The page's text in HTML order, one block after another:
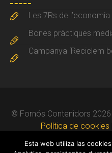
Les 7Rs de
Bones pràctiques
Campanya ‘Reciclem
© Fornós Contenidors
Política de cookies
Esta web utiliza las